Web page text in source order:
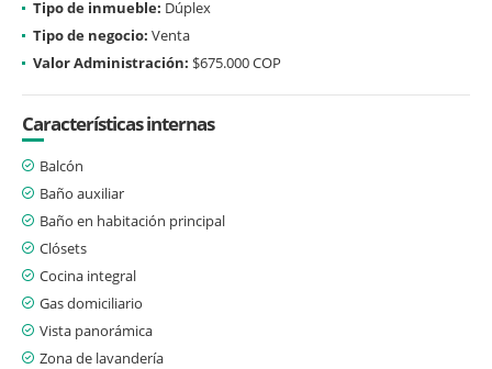
Tipo de inmueble: Dúplex
Tipo de negocio: Venta
Valor Administración: $675.000 COP
Características internas
Balcón
Baño auxiliar
Baño en habitación principal
Clósets
Cocina integral
Gas domiciliario
Vista panorámica
Zona de lavandería